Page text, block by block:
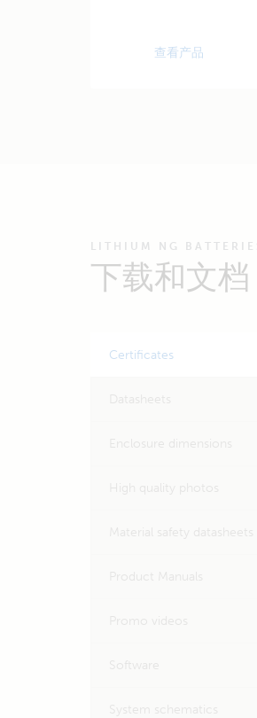
查看产品
LITHIUM NG
下载和文档
Certificates